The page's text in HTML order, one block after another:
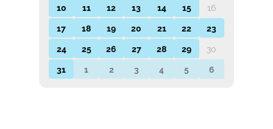
10 11 12 13 14 15 16
17 18 19 20 21 22 23
24 25 26 27 28 29 30
31 1 2 3 4 5 6